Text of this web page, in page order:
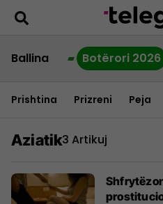
Ballina Botërori 2026
Prishtina Prizreni Peja
Aziatik3 Artikuj